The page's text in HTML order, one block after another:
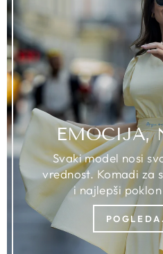
EMOCIJA,
Svaki model nosi
vrednost. Komadi za
i najlepši